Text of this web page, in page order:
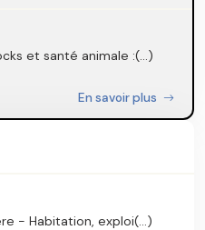
et santé animale :(...)
En savoir plus
- Habitation, exploi(...)